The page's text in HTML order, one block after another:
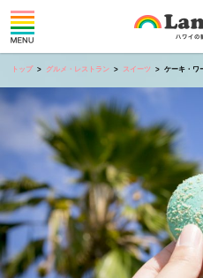
トップ グルメ・レストラン スイーツ ケーキ・ワ